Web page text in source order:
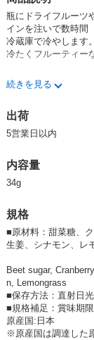
瓶にドライフルーツ
インを注いで数時間
冷蔵庫で冷やします
冷たくフルーティー
1.ワインを270ml注ぎ
3.炭酸水で割れば美
d Sangria. Chilling it
recommended for
続きを見る
出荷
5営業日以内
内容量
34g
規格
■原材料：甜菜糖、
生姜、シナモン、レ
Beet sugar,
n, Lemongrass
■保存方法：直射日
■規格補足：賞味期
原産国:日本
※原産国は調達した